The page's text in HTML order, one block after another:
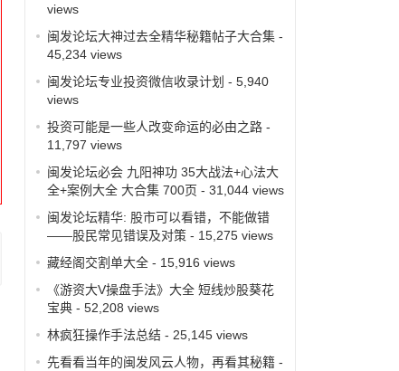
views
闽发论坛大神过去全精华秘籍帖子大合集-
45,234 views
闽发论坛专业投资微信收录计划 - 5,940
views
投资可能是一些人改变命运的必由之路-
11,797 views
闽发论坛必会 九阳神功 35大战法+心法大
全+案例大全 大合集 700页 - 31,044 views
闽发论坛精华: 股市可以看错，不能做错
——股民常见错误及对策- 15,275 views
藏经阁交割单大全- 15,916 views
《游资大V操盘手法》大全 短线炒股葵花
宝典- 52,208 views
林疯狂操作手法总结- 25,145 views
先看看当年的闽发风云人物，再看其秘籍-